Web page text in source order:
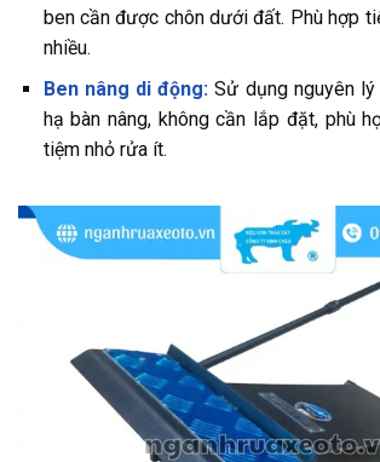
ben cần được chôn dưới đất. Phù hợp
nhiều.
Ben nâng di động: Sử dụng nguyên
hạ bàn nâng, không cần lắp đặt, phù
tiệm nhỏ rửa ít.